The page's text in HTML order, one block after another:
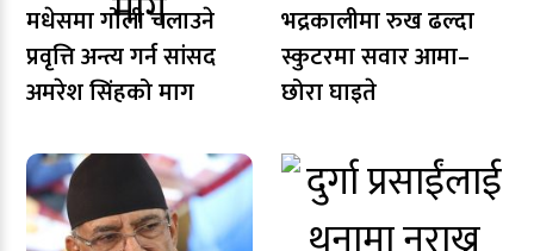
मधेसमा गोली चलाउने
प्रवृत्ति अन्त्य गर्न सांसद
अमरेश सिंहको माग
भद्रकालीमा रुख ढल्दा
स्कुटरमा सवार आमा–
छोरा घाइते